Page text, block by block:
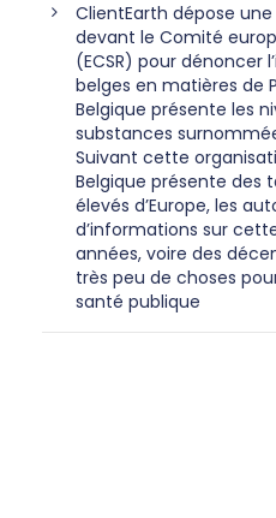
ClientEarth dépose
devant le Comité
(ECSR) pour dénoncer
belges en matières de
Belgique présente les
substances
Suivant cette
Belgique présente des
élevés d’Europe, les
d’informations sur
années, voire des
très peu de choses
santé publique